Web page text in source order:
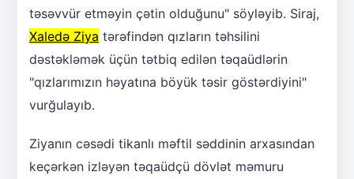
təsəvvür etməyin çətin olduğunu" söyləyib. Siraj,
Xaledə Ziya tərəfindən qızların təhsilini
dəstəkləmək üçün tətbiq edilən təqaüdlərin
"qızlarımızın həyatına böyük təsir göstərdiyini"
vurğulayıb.
Ziyanın cəsədi tikanlı məftil səddinin arxasından
keçərkən izləyən təqaüdçü dövlət məmuru